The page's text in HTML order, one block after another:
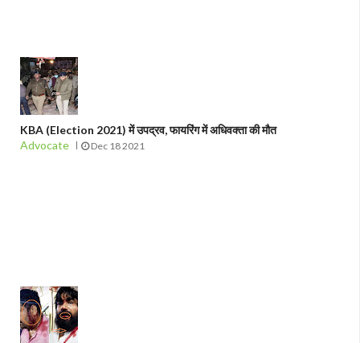
KBA (Election 2021) में उपद्रव, फायरिंग में अधिवक्ता की मौत
Advocate
Dec 18 2021